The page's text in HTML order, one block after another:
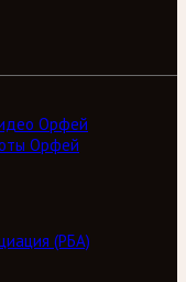
Орфей
Орфей
(РБА)